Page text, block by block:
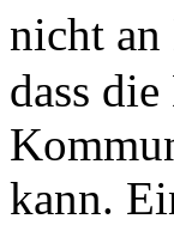
nicht
dass
kann.